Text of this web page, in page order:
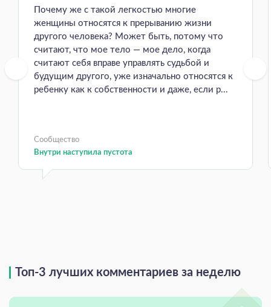
Почему же с такой легкостью многие
женщины относятся к прерыванию жизни
другого человека? Может быть, потому что
считают, что мое тело — мое дело, когда
считают себя вправе управлять судьбой и
будущим другого, уже изначально относятся к
ребенку как к собственности и даже, если р...
Сообщество
Внутри наступила пустота
Топ-3 лучших комментариев за неделю